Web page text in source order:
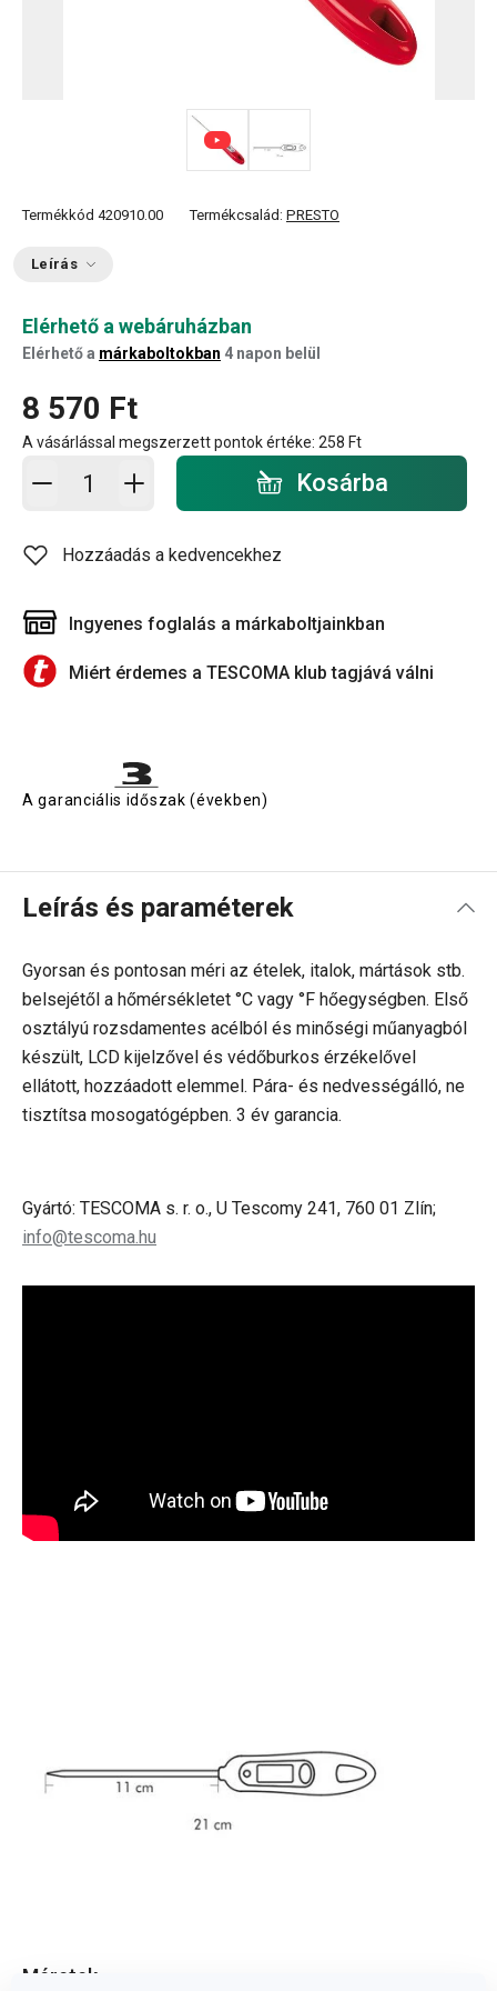
Termékkód 420910.00 Termékcsalád: PRESTO
Leírás
Elérhető a webáruházban
Elérhető a márkaboltokban 4 napon belül
8 570 Ft
A vásárlással megszerzett pontok értéke: 258 Ft
Kosárba - mennyiség Kosárba
Hozzáadás a kedvencekhez
Ingyenes foglalás a márkaboltjainkban
Miért érdemes a TESCOMA klub tagjává válni
A garanciális időszak (években)
Leírás és paraméterek
Gyorsan és pontosan méri az ételek, italok, mártások stb.
belsejétől a hőmérsékletet °C vagy °F hőegységben. Első
osztályú rozsdamentes acélból és minőségi műanyagból
készült, LCD kijelzővel és védőburkos érzékelővel
ellátott, hozzáadott elemmel. Pára- és nedvességálló, ne
tisztítsa mosogatógépben. 3 év garancia.
Gyártó: TESCOMA s. r. o., U Tescomy 241, 760 01 Zlín;
info@tescoma.hu
Méretek